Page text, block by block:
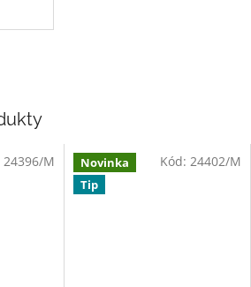
24396/M
Novinka
Tip
Kód: 24402/M